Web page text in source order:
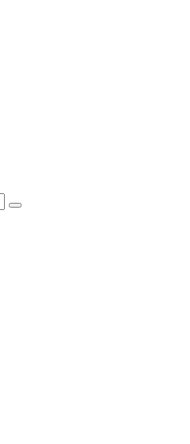
Search